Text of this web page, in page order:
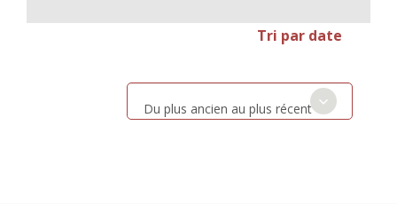
Tri par date
Du plus ancien au plus récent